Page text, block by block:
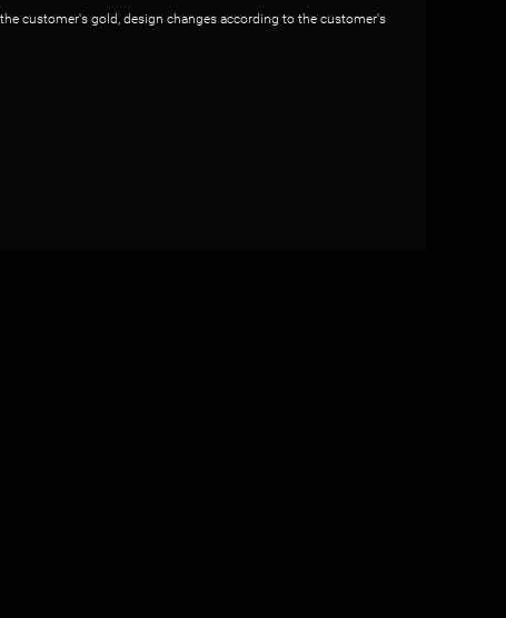
customer's gold, design changes according to the customer's